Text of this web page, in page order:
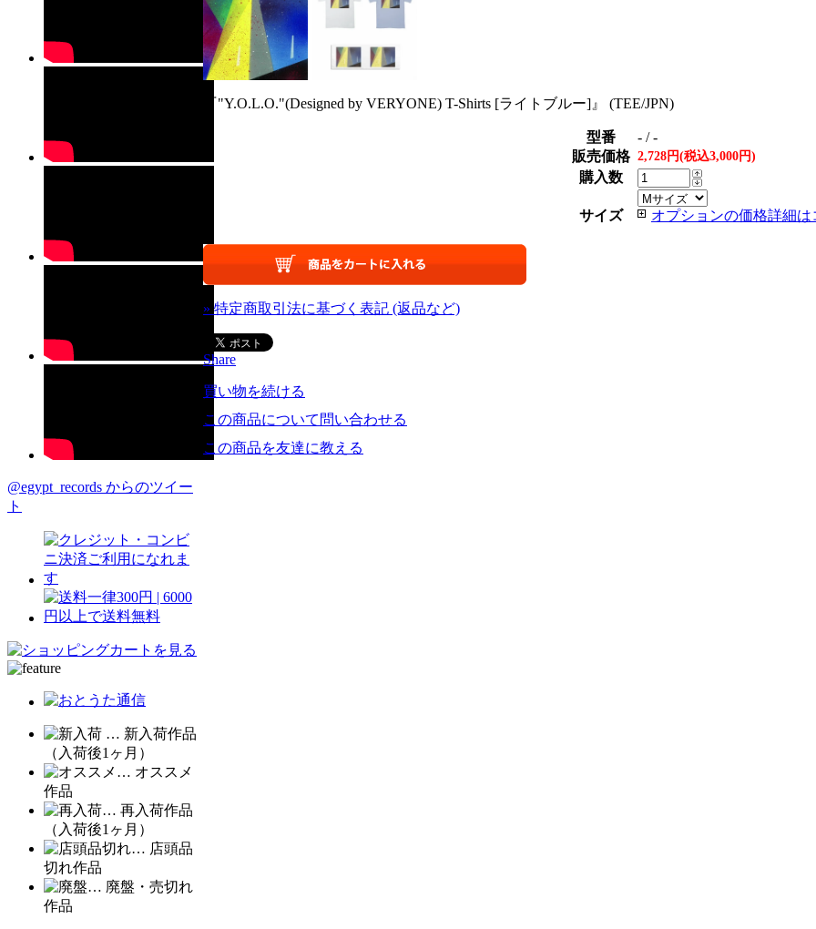
@egypt_records からのツイー
ト
… 新入荷作品
（入荷後1ヶ月）
… オススメ
作品
… 再入荷作品
（入荷後1ヶ月）
… 店頭品
切れ作品
… 廃盤・売切れ
作品
『"Y.O.L.O."(Designed by VERYONE) T-Shirts [ライトブルー]』 (TEE/JPN)
型番
- / -
販売価格 2,728円(税込3,000円)
購入数
サイズ オプションの価格詳細は
» 特定商取引法に基づく表記 (返品など)
Share
買い物を続ける
この商品について問い合わせる
この商品を友達に教える